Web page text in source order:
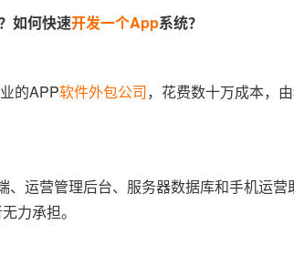
如何快速开发一个App系统？
的APP软件外包公司，花费数十万成本，
运营管理后台、服务器数据库和手机运
力承担。